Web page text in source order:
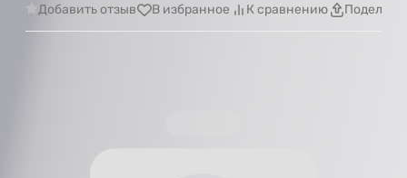
Добавить отзыв В избранное К сравнению